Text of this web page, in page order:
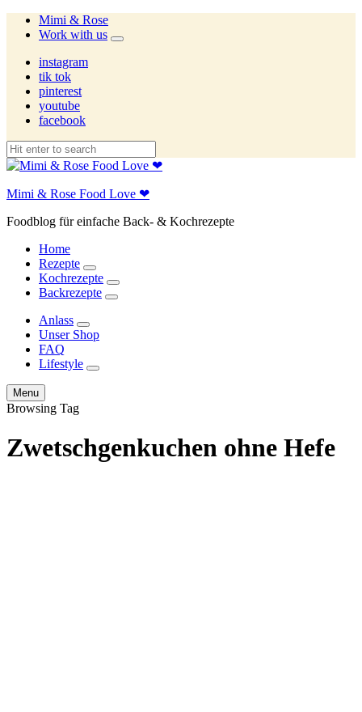
Mimi & Rose
Work with us
expand
instagram
tik tok
pinterest
youtube
facebook
Mimi & Rose Food Love ❤
Foodblog für einfache Back- & Kochrezepte
Home
Rezepte
expand
child
menu
Kochrezepte
expand
child
Backrezepte
expand
Anlass
expand
child
Unser Shop
FAQ
Lifestyle
expand
Search
Menu
Browsing Tag
Zwetschgenkuchen ohne Hefe